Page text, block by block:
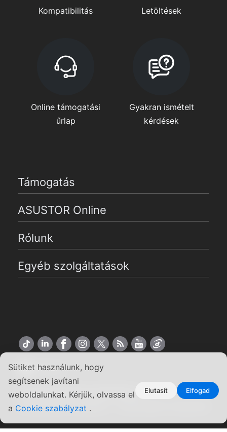
Sütiket használunk, hogy
segítsenek javítani
weboldalunkat. Kérjük, olvassa el
a Cookie szabályzat .
Elutasít Elfogad
Kompatibilitás Letöltések
Online támogatási
űrlap
Gyakran ismételt
kérdések
Támogatás
ASUSTOR Online
Rólunk
Egyéb szolgáltatások
Magyar
Copyright ©2026 ASUSTOR Inc.
Felhasználási feltételek